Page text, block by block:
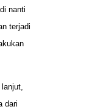
nanti
terjadi
dari